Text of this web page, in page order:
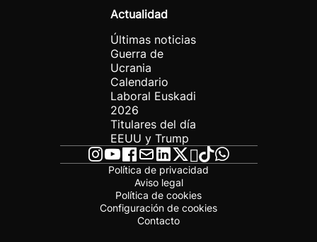
Actualidad
Últimas noticias
Guerra de
Ucrania
Calendario
Laboral Euskadi
2026
Titulares del día
EEUU y Trump
Política de privacidad
Aviso legal
Política de cookies
Configuración de cookies
Contacto